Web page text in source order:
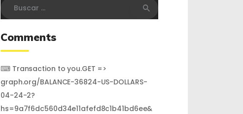
Comments
⌨ Transaction to you.GET =>
graph.org/BALANCE-36824-US-DOLLARS-
04-24-2?
hs=9a7f6dc560d34e11afefd8c1b41bd6ee&